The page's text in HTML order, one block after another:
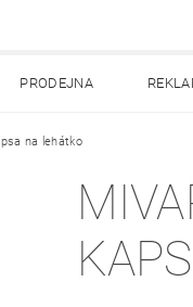
PRODEJNA
na lehátko